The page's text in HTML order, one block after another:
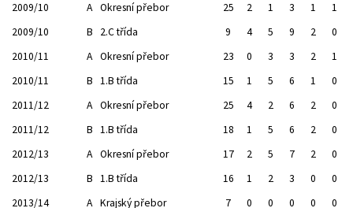
2009/10
A Okresní přebor 25 2 1 3 1
1
2009/10
B 2.C třída 9 4 5 9 2
0
2010/11
A Okresní přebor 23 0 3 3 2
1
2010/11
B 1.B třída 15 1 5 6 1
0
2011/12
A Okresní přebor 25 4 2 6 2
0
2011/12
B 1.B třída 18 1 5 6 2
0
2012/13
A Okresní přebor 17 2 5 7 2
0
2012/13
B 1.B třída 16 1 2 3 0
0
2013/14
A Krajský přebor 7 0 0 0 0
0